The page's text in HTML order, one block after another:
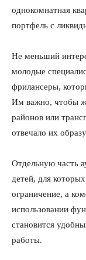
однокомнатная
портфель с
Не меньший
молодые
фрилансеры,
Им важно, чтобы
районов или
отвечало их
Отдельную часть
детей, для
ограничение, а
использовании
становится
работы.